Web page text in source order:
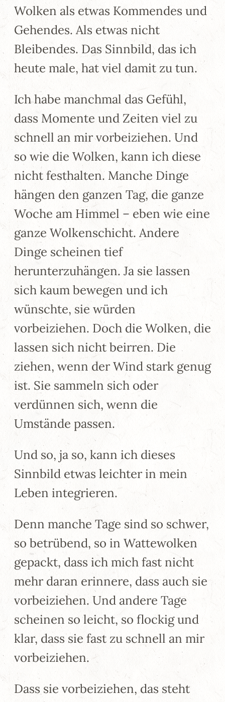
Wolken als etwas Kommendes und
Gehendes. Als etwas nicht
Bleibendes. Das Sinnbild, das ich
heute male, hat viel damit zu tun.
Ich habe manchmal das Gefühl,
dass Momente und Zeiten viel zu
schnell an mir vorbeiziehen. Und
so wie die Wolken, kann ich diese
nicht festhalten. Manche Dinge
hängen den ganzen Tag, die ganze
Woche am Himmel – eben wie eine
ganze Wolkenschicht. Andere
Dinge scheinen tief
herunterzuhängen. Ja sie lassen
sich kaum bewegen und ich
wünschte, sie würden
vorbeiziehen. Doch die Wolken, die
lassen sich nicht beirren. Die
ziehen, wenn der Wind stark genug
ist. Sie sammeln sich oder
verdünnen sich, wenn die
Umstände passen.
Und so, ja so, kann ich dieses
Sinnbild etwas leichter in mein
Leben integrieren.
Denn manche Tage sind so schwer,
so betrübend, so in Wattewolken
gepackt, dass ich mich fast nicht
mehr daran erinnere, dass auch sie
vorbeiziehen. Und andere Tage
scheinen so leicht, so flockig und
klar, dass sie fast zu schnell an mir
vorbeiziehen.
Dass sie vorbeiziehen, das steht